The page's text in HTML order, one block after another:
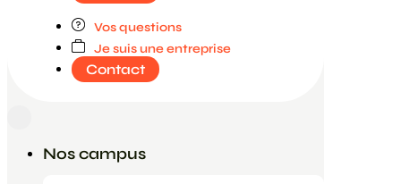
Vos questions
Je suis une entreprise
Contact
Nos campus
Découvrir Instill